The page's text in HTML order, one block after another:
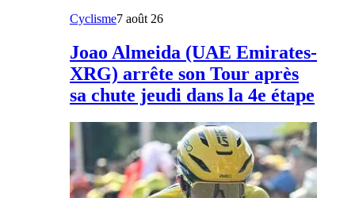
Cyclisme7 août 26
Joao Almeida (UAE Emirates-
XRG) arrête son Tour après
sa chute jeudi dans la 4e étape